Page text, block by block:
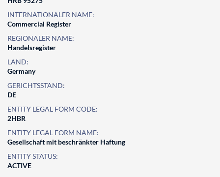
INTERNATIONALER NAME:
Commercial Register
REGIONALER NAME:
Handelsregister
LAND:
Germany
GERICHTSSTAND:
DE
ENTITY LEGAL FORM CODE:
2HBR
ENTITY LEGAL FORM NAME:
Gesellschaft mit beschränkter Haftung
ENTITY STATUS:
ACTIVE